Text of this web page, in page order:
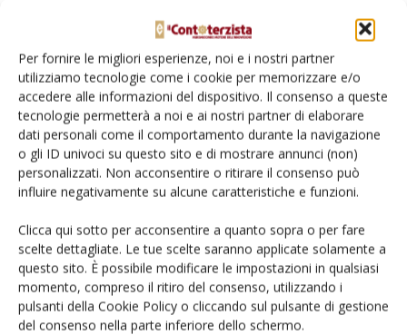
Per fornire le migliori esperienze, noi e i nostri partner
utilizziamo tecnologie come i cookie per memorizzare e/o
accedere alle informazioni del dispositivo. Il consenso a queste
tecnologie permetterà a noi e ai nostri partner di elaborare
dati personali come il comportamento durante la navigazione
o gli ID univoci su questo sito e di mostrare annunci (non)
personalizzati. Non acconsentire o ritirare il consenso può
influire negativamente su alcune caratteristiche e funzioni.
Clicca qui sotto per acconsentire a quanto sopra o per fare
scelte dettagliate. Le tue scelte saranno applicate solamente a
questo sito. È possibile modificare le impostazioni in qualsiasi
momento, compreso il ritiro del consenso, utilizzando i
pulsanti della Cookie Policy o cliccando sul pulsante di gestione
del consenso nella parte inferiore dello schermo.
Trattore New Holland T7.260
Di Ottavio Repetti, Il Contoterzista- 19 Dicembre 2014